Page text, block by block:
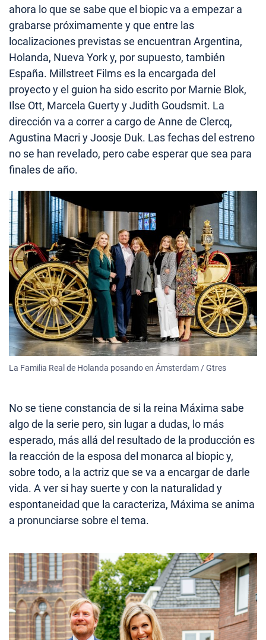
ahora lo que se sabe que el biopic va a empezar a
grabarse próximamente y que entre las
localizaciones previstas se encuentran Argentina,
Holanda, Nueva York y, por supuesto, también
España. Millstreet Films es la encargada del
proyecto y el guion ha sido escrito por Marnie Blok,
Ilse Ott, Marcela Guerty y Judith Goudsmit. La
dirección va a correr a cargo de Anne de Clercq,
Agustina Macri y Joosje Duk. Las fechas del estreno
no se han revelado, pero cabe esperar que sea para
finales de año.
La Familia Real de Holanda posando en Ámsterdam / Gtres
No se tiene constancia de si la reina Máxima sabe
algo de la serie pero, sin lugar a dudas, lo más
esperado, más allá del resultado de la producción es
la reacción de la esposa del monarca al biopic y,
sobre todo, a la actriz que se va a encargar de darle
vida. A ver si hay suerte y con la naturalidad y
espontaneidad que la caracteriza, Máxima se anima
a pronunciarse sobre el tema.